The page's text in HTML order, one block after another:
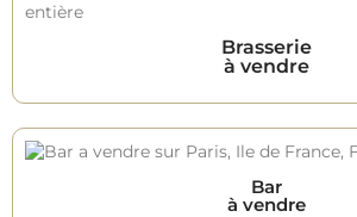
Brasserie
à vendre
Bar
à vendre